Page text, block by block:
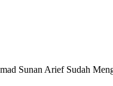
Sunan Arief Sudah